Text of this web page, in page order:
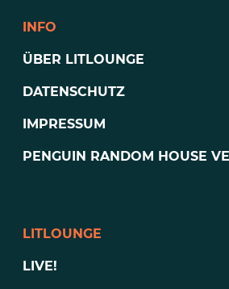
INFO
ÜBER LITLOUNGE
DATENSCHUTZ
IMPRESSUM
PENGUIN RANDOM HOUSE
LITLOUNGE
LIVE!